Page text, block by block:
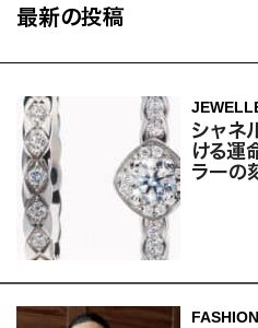
最新の投稿
シャネ
ける運
ラーの
FASHION